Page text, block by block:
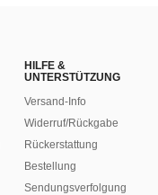
HILFE &
UNTERSTÜTZUNG
Versand-Info
Widerruf/Rückgabe
Rückerstattung
Bestellung
Sendungsverfolgung